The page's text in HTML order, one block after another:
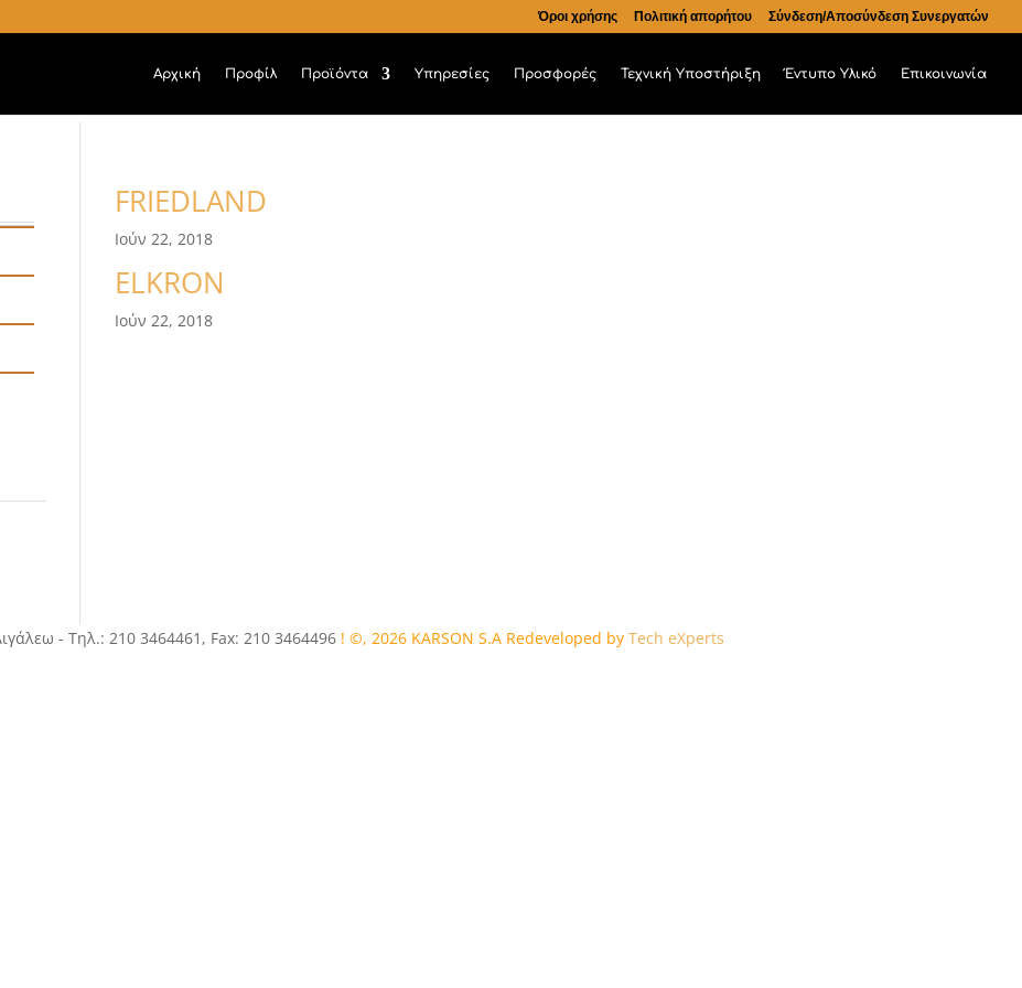
Όροι χρήσης Πολιτική απορήτου Σύνδεση/Αποσύνδεση Συνεργατών
Αρχική Προφίλ Προϊόντα Υπηρεσίες Προσφορές Τεχνική Υποστήριξη Έντυπο Υλικό Επικοινωνία
FRIEDLAND
Ιούν 22, 2018
ELKRON
Ιούν 22, 2018
- Τηλ.: 210 3464461, Fax: 210 3464496 ! ©, 2026 KARSON S.A Redeveloped byTech eXperts